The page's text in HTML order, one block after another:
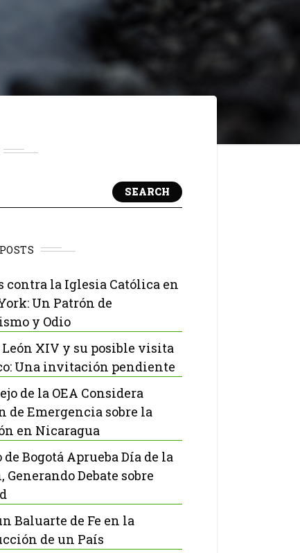
SEARCH
contra la Iglesia Católica en
Un Patrón de
y Odio
León XIV y su posible visita
Una invitación pendiente
de la OEA Considera
de Emergencia sobre la
en Nicaragua
de Bogotá Aprueba Día de la
Generando Debate sobre
Baluarte de Fe en la
de un País